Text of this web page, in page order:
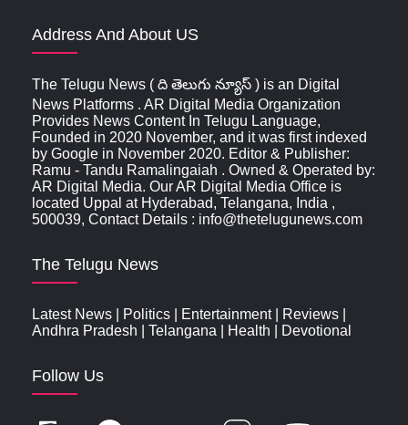
Address And About US
The Telugu News ( ది తెలుగు న్యూస్‌ ) is an Digital
News Platforms . AR Digital Media Organization
Provides News Content In Telugu Language,
Founded in 2020 November, and it was first indexed
by Google in November 2020. Editor & Publisher:
Ramu - Tandu Ramalingaiah . Owned & Operated by:
AR Digital Media. Our AR Digital Media Office is
located Uppal at Hyderabad, Telangana, India ,
500039, Contact Details : info@thetelugunews.com
The Telugu News
Latest News Politics Entertainment| Reviews
Andhra Pradesh
Telangana Health Devotional
Follow Us